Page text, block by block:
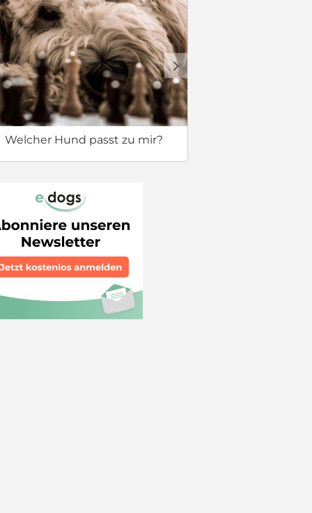
Welcher Hund passt zu mir?
d